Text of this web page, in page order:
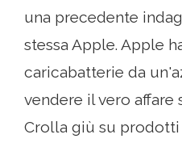
una precedente
stessa Apple. Apple
caricabatterie da
vendere il vero affare
Crolla giù su